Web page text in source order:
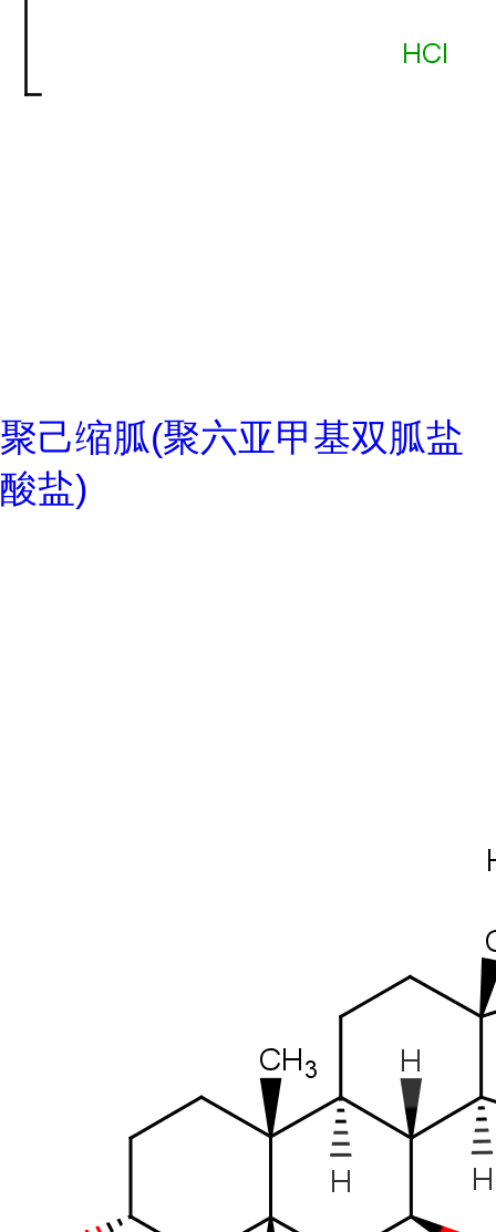
聚己缩胍(聚六亚甲基双胍盐
酸盐)